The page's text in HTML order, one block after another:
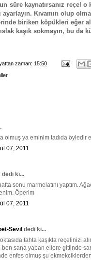
süre kaynatırsanız reçel
Kıvamın olup
biriken köpükleri eğer
kaşık sokmayın, bu da
zaman: 15:50
olmuş ya eminim tadıda öyledir
07, 2011
dedi ki...
sonu marmelatını yaptım.
Öperim
07, 2011
Sevil dedi ki...
tahta kaşıkla reçelinizi
ben sana yaban ellere gittinde
enfes olmuş şu